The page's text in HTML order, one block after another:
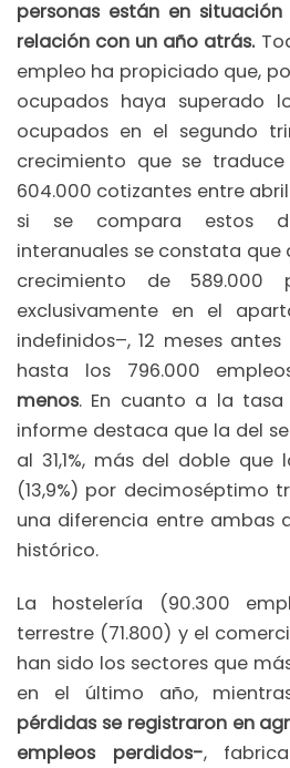
personas están en
relación con un año atrás.
empleo ha propiciado que,
ocupados haya superado
ocupados en el segundo
crecimiento que se
604.000 cotizantes entre
si se compara estos
interanuales se constata que
crecimiento de 589.000
exclusivamente en el
indefinidos–, 12 meses
hasta los 796.000
menos. En cuanto a la
informe destaca que la del
al 31,1%, más del doble
(13,9%) por decimoséptimo
una diferencia entre ambas
histórico.
La hostelería (90.300
terrestre (71.800) y el
han sido los sectores que
en el último año,
pérdidas se registraron en
empleos perdidos-,